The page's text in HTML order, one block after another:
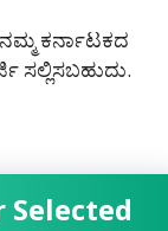
ಕರ್ನಾಟಕದ
ಸಲ್ಲಿಸಬಹುದು.